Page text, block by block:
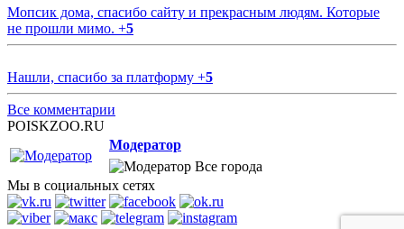
Мопсик дома, спасибо сайту и прекрасным людям. Которые
не прошли мимо. +5
Нашли, спасибо за платформу +5
Все комментарии
POISKZOO.RU
Модератор
Все города
Мы в социальных сетях